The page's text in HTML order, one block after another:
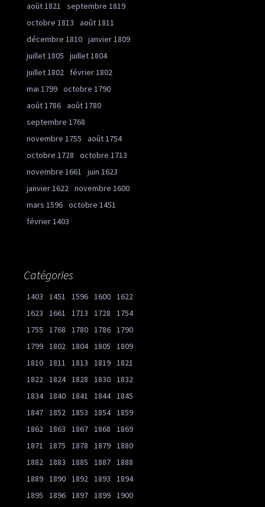
août 1821
septembre 1819
octobre 1813
août 1811
décembre 1810 janvier 1809
juillet 1805
juillet 1804
juillet 1802
février 1802
mai 1799 octobre 1790
août 1786 août 1780
septembre 1768
novembre 1755
août 1754
octobre 1728
octobre 1713
novembre 1661
juin 1623
janvier 1622 novembre 1600
mars 1596 octobre 1451
février 1403
Catégories
1403 1451 1596 1600 1622
1623
1661 1713 1728
1754
1755
1768 1780 1786 1790
1799 1802 1804 1805
1809
1810 1811 1813 1819 1821
1822 1824 1828 1830 1832
1834 1840 1841 1844 1845
1847 1852 1853 1854 1859
1862 1863 1867 1868
1869
1871
1875 1878 1879 1880
1882 1883 1885 1887 1888
1889 1890 1892 1893
1894
1895
1896 1897 1899 1900